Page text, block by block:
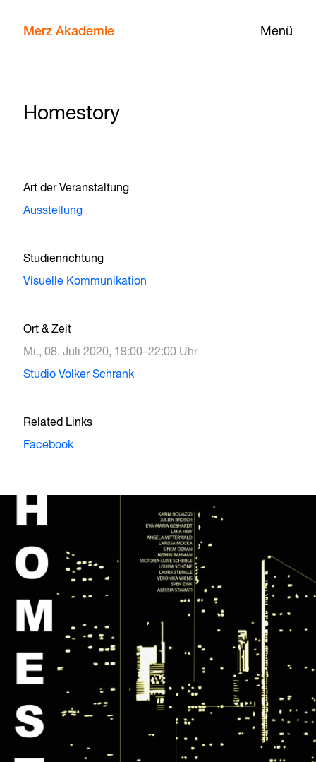
Menü
Merz Akademie
Homestory
Art der Veranstaltung
Ausstellung
Studienrichtung
Visuelle Kommunikation
Ort & Zeit
Mi., 08. Juli 2020, 19:00–22:00 Uhr
Studio Volker Schrank
Related Links
Facebook